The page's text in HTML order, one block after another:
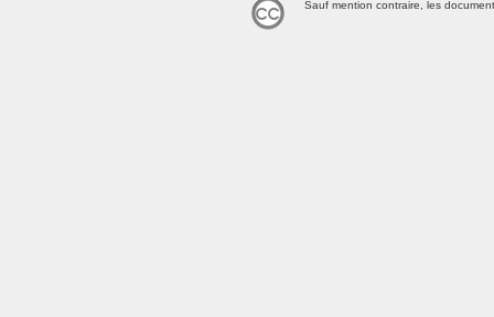
Sauf mention contraire, les